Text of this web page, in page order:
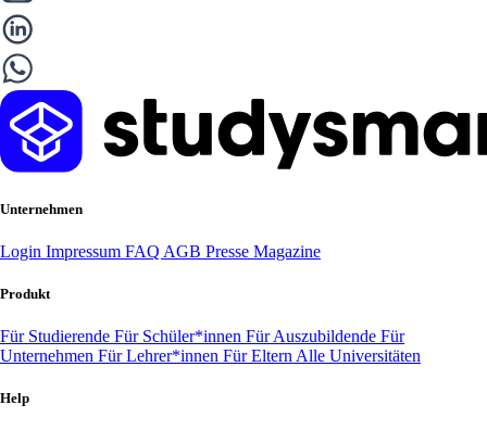
Unternehmen
Login Impressum FAQ AGB Presse Magazine
Produkt
Für Studierende Für Schüler*innen Für Auszubildende Für
Unternehmen Für Lehrer*innen Für Eltern Alle Universitäten
Help